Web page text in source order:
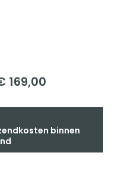
169,00
binnen